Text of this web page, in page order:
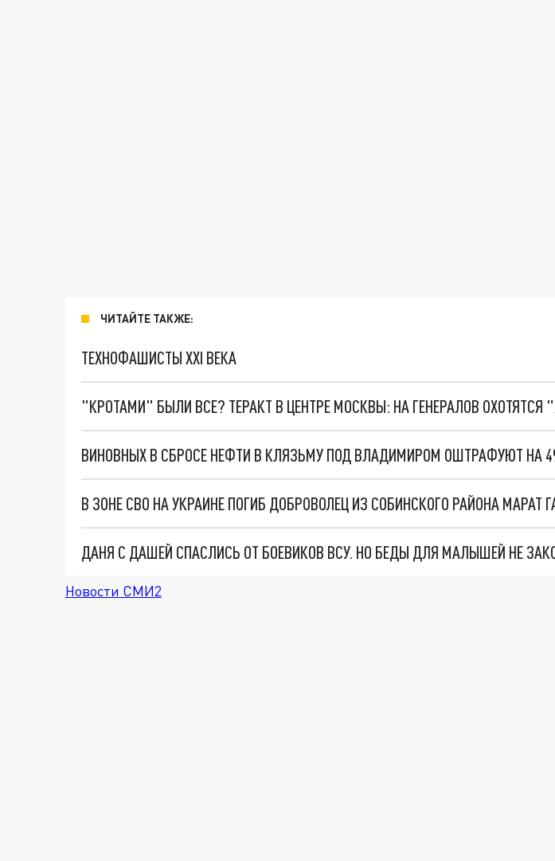
ЧИТАЙТЕ ТАКЖЕ:
ТЕХНОФАШИСТЫ XXI ВЕКА
"КРОТАМИ" БЫЛИ ВСЕ? ТЕРАКТ В ЦЕНТРЕ МОСКВЫ: НА ГЕНЕРАЛОВ
В ЗОНЕ СВО НА УКРАИНЕ ПОГИБ ДОБРОВОЛЕЦ ИЗ СОБИНСКОГО РАЙОНА МАРАТ
ДАНЯ С ДАШЕЙ СПАСЛИСЬ ОТ БОЕВИКОВ ВСУ. НО БЕДЫ ДЛЯ МАЛЫШЕЙ НЕ
Новости СМИ2